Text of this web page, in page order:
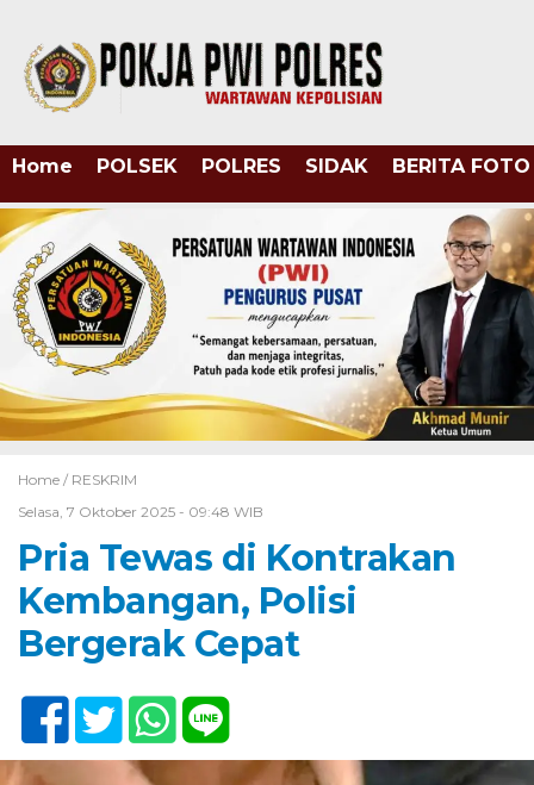
Home POLSEK POLRES SIDAK BERITA FOTO
Home / RESKRIM
Selasa, 7 Oktober 2025 - 09:48 WIB
Pria Tewas di Kontrakan
Kembangan, Polisi
Bergerak Cepat